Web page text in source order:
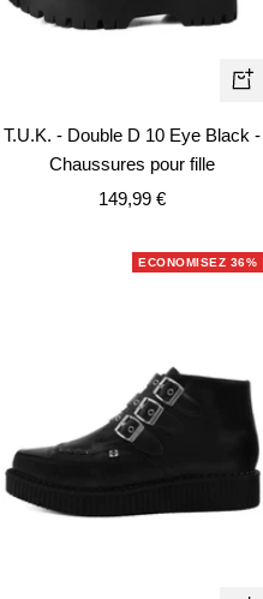
T.U.K. - Double D 10 Eye Black -
Chaussures pour fille
Prix
vente
149,99 €
ECONOMISEZ 36%